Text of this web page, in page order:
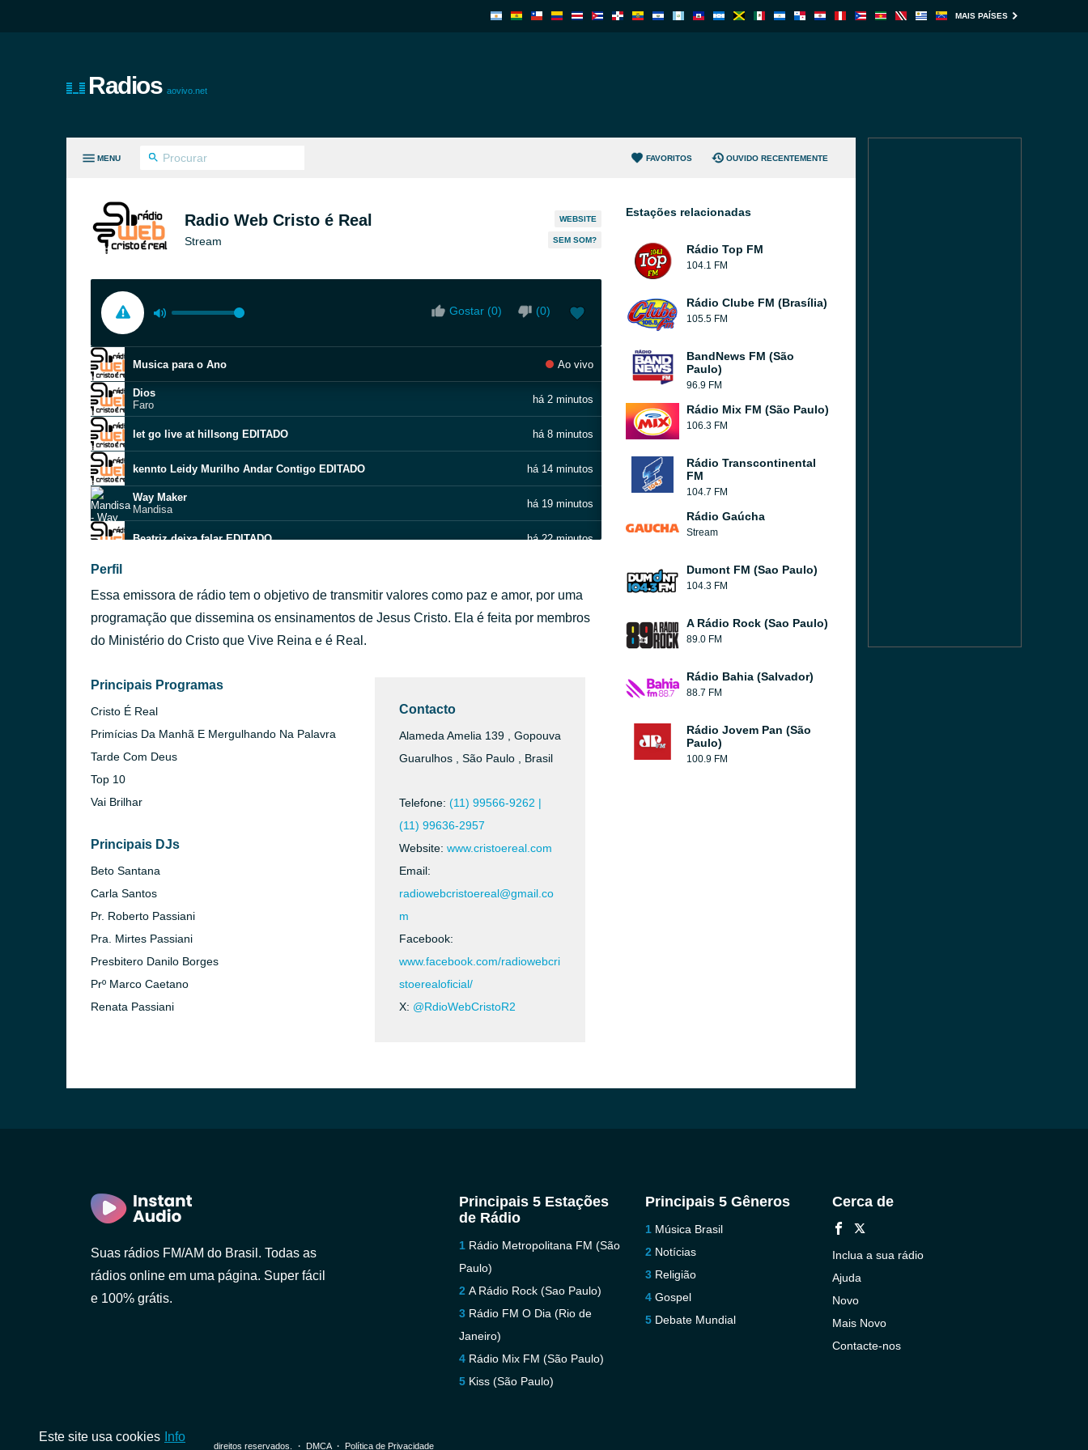
MAIS PAÍSES
Radios aovivo.net
MENU FAVORITOS OUVIDO RECENTEMENTE
Radio Web Cristo é Real
Stream
WEBSITE
SEM SOM?
Gostar (0) (0)
Musica para o Ano Ao vivo
Dios
Faro
há 2 minutos
let go live at hillsong EDITADO há 8 minutos
kennto Leidy Murilho Andar Contigo EDITADO há 14 minutos
Way Maker
Mandisa
há 19 minutos
Beatriz deixa falar EDITADO há 22 minutos
Todo-Poderoso Deus EDITADO
Marquinhos Gomes e sua filha Gabriela Gomes
Mandisa
Perfil
Essa emissora de rádio tem o objetivo de transmitir valores como paz e amor, por uma
programação que dissemina os ensinamentos de Jesus Cristo. Ela é feita por membros
do Ministério do Cristo que Vive Reina e é Real.
Principais Programas
Cristo É Real
Primícias Da Manhã E Mergulhando Na Palavra
Tarde Com Deus
Top 10
Vai Brilhar
Principais DJs
Beto Santana
Carla Santos
Pr. Roberto Passiani
Pra. Mirtes Passiani
Presbitero Danilo Borges
Prº Marco Caetano
Renata Passiani
Contacto
Alameda Amelia 139 , Gopouva
Guarulhos , São Paulo , Brasil
Telefone: (11) 99566-9262 |
(11) 99636-2957
Website: www.cristoereal.com
Email:
radiowebcristoereal@gmail.co
m
Facebook:
www.facebook.com/radiowebcri
stoerealoficial/
X: @RdioWebCristoR2
Estações relacionadas
Rádio Top FM
104.1 FM
Rádio Clube FM (Brasília)
105.5 FM
BandNews FM (São
Paulo)
96.9 FM
Rádio Mix FM (São Paulo)
106.3 FM
Rádio Transcontinental
FM
104.7 FM
Rádio Gaúcha
Stream
Dumont FM (Sao Paulo)
104.3 FM
A Rádio Rock (Sao Paulo)
89.0 FM
Rádio Bahia (Salvador)
88.7 FM
Rádio Jovem Pan (São
Paulo)
100.9 FM
Suas rádios FM/AM do Brasil. Todas as
rádios online em uma página. Super fácil
e 100% grátis.
Principais 5 Estações
de Rádio
Rádio Metropolitana FM (São
Paulo)
A Rádio Rock (Sao Paulo)
Rádio FM O Dia (Rio de
Janeiro)
Rádio Mix FM (São Paulo)
Kiss (São Paulo)
Principais 5 Gêneros
Música Brasil
Notícias
Religião
Gospel
Debate Mundial
Cerca de
Inclua a sua rádio
Ajuda
Novo
Mais Novo
Contacte-nos
© 2026 InstantAudio. Todos os direitos reservados. ・ DMCA・ Política de Privacidade
Este site usa cookies Info